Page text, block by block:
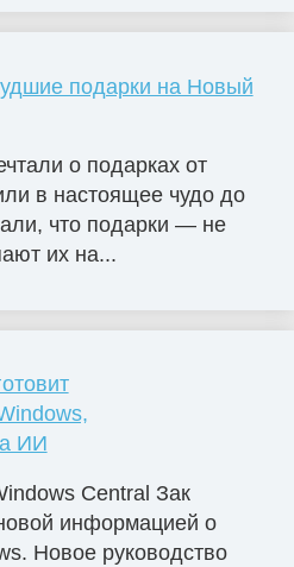
подарки на Новый
о подарках от
в настоящее чудо до
что подарки — не
их на...
ИИ
Central Зак
информацией о
Новое руководство